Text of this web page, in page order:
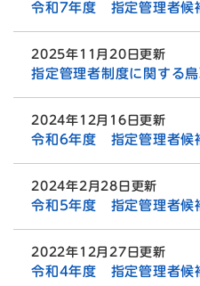
令和7年度 指定管理者候
2025年11月20日更新
指定管理者制度に関する
2024年12月16日更新
令和6年度 指定管理者候
2024年2月28日更新
令和5年度 指定管理者候
2022年12月27日更新
令和4年度 指定管理者候